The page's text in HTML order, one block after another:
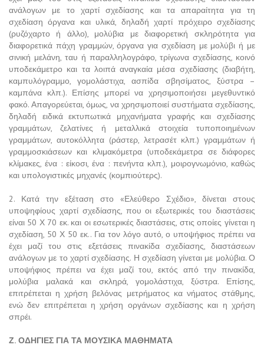
ανάλογων με το χαρτί σχεδίασης και τα απαραίτητα για τη
σχεδίαση όργανα και υλικά, δηλαδή χαρτί πρόχειρο σχεδίασης
(ρυζόχαρτο ή άλλο), μολύβια με διαφορετική σκληρότητα για
διαφορετικά πάχη γραμμών, όργανα για σχεδίαση με μολύβι ή με
σινική μελάνη, ταυ ή παραλληλογράφο, τρίγωνα σχεδίασης, κοινό
υποδεκάμετρο και τα λοιπά αναγκαία μέσα σχεδίασης (διαβήτη,
καμπυλόγραμμο, γομολάστιχα, ασπίδα σβησίματος, ξύστρα –
καμπάνα κλπ.). Επίσης μπορεί να χρησιμοποιήσει μεγεθυντικό
φακό. Απαγορεύεται, όμως, να χρησιμοποιεί συστήματα σχεδίασης,
δηλαδή ειδικά εκτυπωτικά μηχανήματα γραφής και σχεδίασης
γραμμάτων, ζελατίνες ή μεταλλικά στοιχεία τυποποιημένων
γραμμάτων, αυτοκόλλητα (ράστερ, λετρασέτ κλπ.) γραμμάτων ή
γραμμοσκιάσεων και κλιμακόμετρα (υποδεκάμετρα σε διάφορες
κλίμακες, ένα : είκοσι, ένα : πενήντα κλπ.), μοιρογνωμόνιο, καθώς
και υπολογιστικές μηχανές (κομπιούτερς).
2. Κατά την εξέταση στο «Ελεύθερο Σχέδιο», δίνεται στους
υποψηφίους χαρτί σχεδίασης, που οι εξωτερικές του διαστάσεις
είναι 50 Χ 70 εκ. και οι εσωτερικές διαστάσεις, στις οποίες γίνεται η
σχεδίαση, 50 Χ 50 εκ.. Για τον λόγο αυτό, ο υποψήφιος πρέπει να
έχει μαζί του στις εξετάσεις πινακίδα σχεδίασης, διαστάσεων
ανάλογων με το χαρτί σχεδίασης. Η σχεδίαση γίνεται με μολύβια. Ο
υποψήφιος πρέπει να έχει μαζί του, εκτός από την πινακίδα,
μολύβια μαλακά και σκληρά, γομολάστιχα, ξύστρα. Επίσης,
επιτρέπεται η χρήση βελόνας μετρήματος κα νήματος στάθμης,
ενώ δεν επιτρέπεται η χρήση οργάνων σχεδίασης και η χρήση
σπρέι.
Ζ. ΟΔΗΓΙΕΣ ΓΙΑ ΤΑ ΜΟΥΣΙΚΑ ΜΑΘΗΜΑΤΑ